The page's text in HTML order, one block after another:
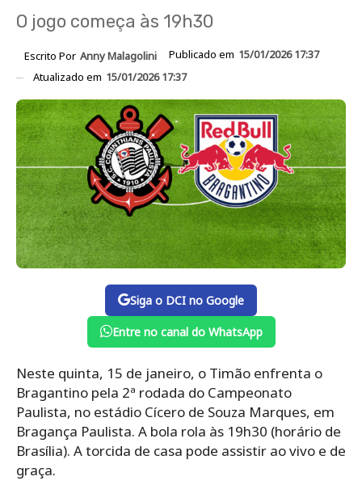
O jogo começa às 19h30
Escrito Por Anny Malagolini Publicado em 15/01/2026 17:37
Atualizado em 15/01/2026 17:37
Siga o DCI no Google
Entre no canal do WhatsApp
Neste quinta, 15 de janeiro, o Timão enfrenta o
Bragantino pela 2ª rodada do Campeonato
Paulista, no estádio Cícero de Souza Marques, em
Bragança Paulista. A bola rola às 19h30 (horário de
Brasília). A torcida de casa pode assistir ao vivo e de
graça.